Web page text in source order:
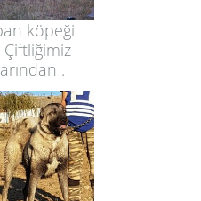
köpeği
Çiftliğimiz
.